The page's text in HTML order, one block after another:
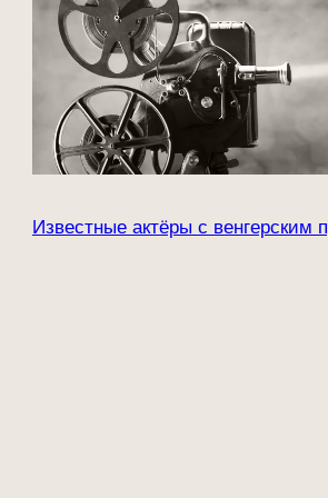
Известные актёры с венгерским